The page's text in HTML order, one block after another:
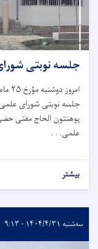
جلسه نوبتی
امروز دوشنبه مؤرخ ۲۵ ماه محرم الحرام سال ۱۴۴۷هـ ق
جلسه نوبتی شورای
پوهنتون الحاج مفتی
علمی. . .
بیشتر
سه‌شنبه ۱۴۰۴/۴/۳۱ - ۹:۱۳